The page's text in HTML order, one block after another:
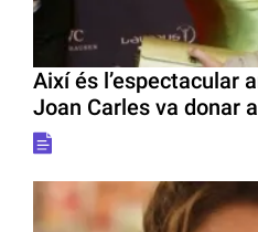
Així és l’espectacular
Joan Carles va donar